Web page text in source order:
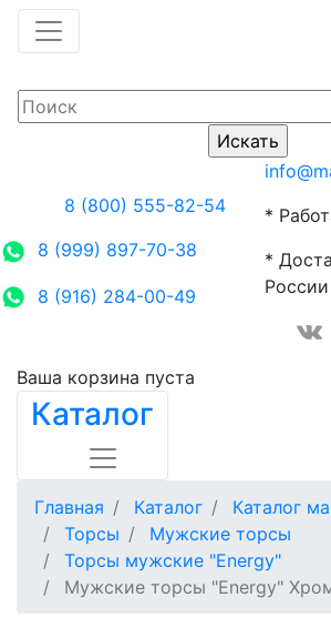
8 (800) 555-82-54
8 (999) 897-70-38
8 (916) 284-00-49
*
*
России
Ваша корзина пуста
Каталог
Главная Каталог
Каталог
Торсы
Мужские торсы
Торсы мужские "Energy"
Мужские торсы "Energy"